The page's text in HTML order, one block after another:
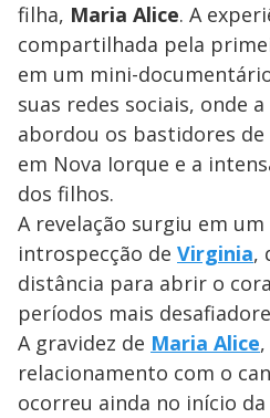
filha, Maria Alice. A
compartilhada pela
em um mini-
suas redes sociais, onde
abordou os bastidores
em Nova Iorque e a
dos filhos.
A revelação surgiu em
introspecção de Virginia,
distância para abrir o
períodos mais
A gravidez de Maria Alice
relacionamento com o
ocorreu ainda no início